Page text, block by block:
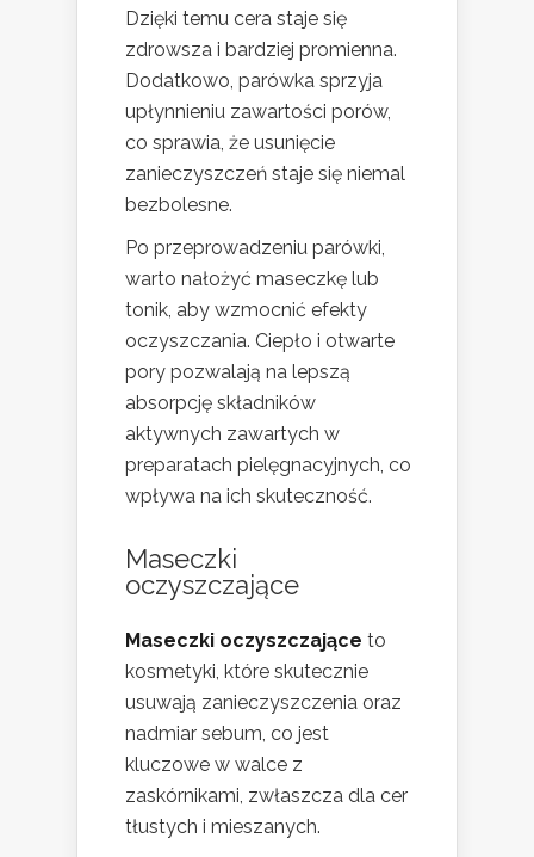
Dzięki temu cera staje się
zdrowsza i bardziej promienna.
Dodatkowo, parówka sprzyja
upłynnieniu zawartości porów,
co sprawia, że usunięcie
zanieczyszczeń staje się niemal
bezbolesne.
Po przeprowadzeniu parówki,
warto nałożyć maseczkę lub
tonik, aby wzmocnić efekty
oczyszczania. Ciepło i otwarte
pory pozwalają na lepszą
absorpcję składników
aktywnych zawartych w
preparatach pielęgnacyjnych, co
wpływa na ich skuteczność.
Maseczki
oczyszczające
Maseczki oczyszczające to
kosmetyki, które skutecznie
usuwają zanieczyszczenia oraz
nadmiar sebum, co jest
kluczowe w walce z
zaskórnikami, zwłaszcza dla cer
tłustych i mieszanych.